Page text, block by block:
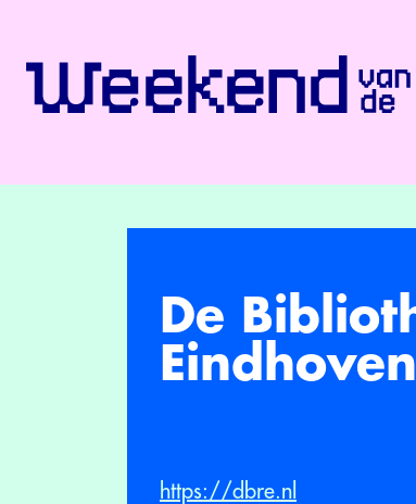
De
Eindhoven
https://dbre.nl